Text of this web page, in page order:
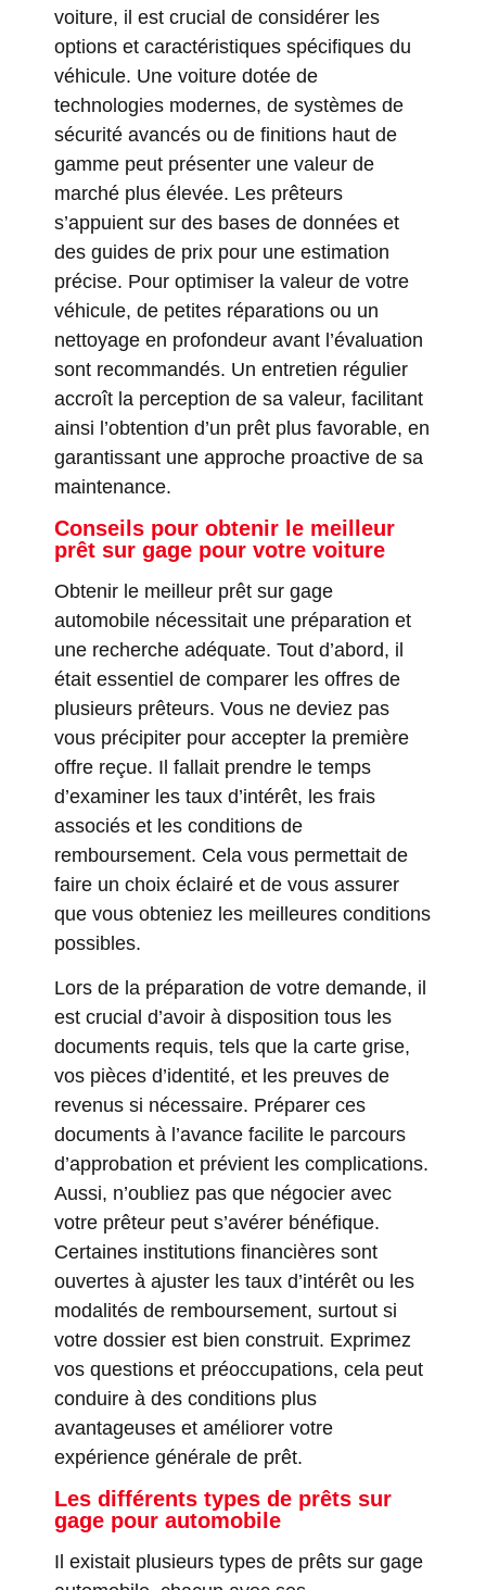
voiture, il est crucial de considérer les
options et caractéristiques spécifiques du
véhicule. Une voiture dotée de
technologies modernes, de systèmes de
sécurité avancés ou de finitions haut de
gamme peut présenter une valeur de
marché plus élevée. Les prêteurs
s’appuient sur des bases de données et
des guides de prix pour une estimation
précise. Pour optimiser la valeur de votre
véhicule, de petites réparations ou un
nettoyage en profondeur avant l’évaluation
sont recommandés. Un entretien régulier
accroît la perception de sa valeur, facilitant
ainsi l’obtention d’un prêt plus favorable, en
garantissant une approche proactive de sa
maintenance.
Conseils pour obtenir le meilleur
prêt sur gage pour votre voiture
Obtenir le meilleur prêt sur gage
automobile nécessitait une préparation et
une recherche adéquate. Tout d’abord, il
était essentiel de comparer les offres de
plusieurs prêteurs. Vous ne deviez pas
vous précipiter pour accepter la première
offre reçue. Il fallait prendre le temps
d’examiner les taux d’intérêt, les frais
associés et les conditions de
remboursement. Cela vous permettait de
faire un choix éclairé et de vous assurer
que vous obteniez les meilleures conditions
possibles.
Lors de la préparation de votre demande, il
est crucial d’avoir à disposition tous les
documents requis, tels que la carte grise,
vos pièces d’identité, et les preuves de
revenus si nécessaire. Préparer ces
documents à l’avance facilite le parcours
d’approbation et prévient les complications.
Aussi, n’oubliez pas que négocier avec
votre prêteur peut s’avérer bénéfique.
Certaines institutions financières sont
ouvertes à ajuster les taux d’intérêt ou les
modalités de remboursement, surtout si
votre dossier est bien construit. Exprimez
vos questions et préoccupations, cela peut
conduire à des conditions plus
avantageuses et améliorer votre
expérience générale de prêt.
Les différents types de prêts sur
gage pour automobile
Il existait plusieurs types de prêts sur gage